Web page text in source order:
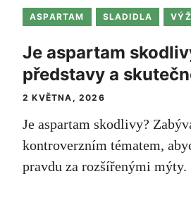
ASPARTAM SLADIDLA
Je aspartam
představy a
2 KVĚTNA, 2026
Je aspartam skodlivy?
kontroverzním tématem,
pravdu⁣ za rozšířenými